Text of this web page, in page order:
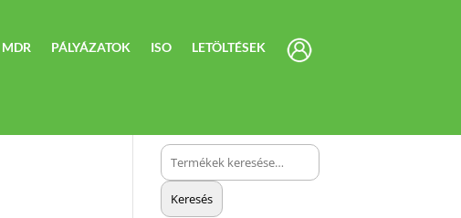
MDR PÁLYÁZATOK ISO LETÖLTÉSEK
Keresés
a
következőre:
Keresés